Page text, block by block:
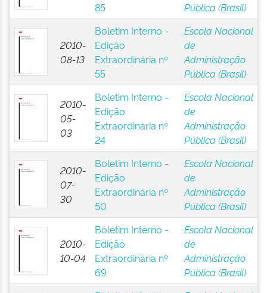
85
Pública (Brasil)
2010-
08-13
Boletim Interno -
Edição
Extraordinária nº
55
Escola Nacional
de
Administração
Pública (Brasil)
2010-
05-
03
Boletim Interno -
Edição
Extraordinária nº
24
Escola Nacional
de
Administração
Pública (Brasil)
2010-
07-
30
Boletim Interno -
Edição
Extraordinária nº
50
Escola Nacional
de
Administração
Pública (Brasil)
2010-
10-04
Boletim Interno -
Edição
Extraordinária nº
69
Escola Nacional
de
Administração
Pública (Brasil)